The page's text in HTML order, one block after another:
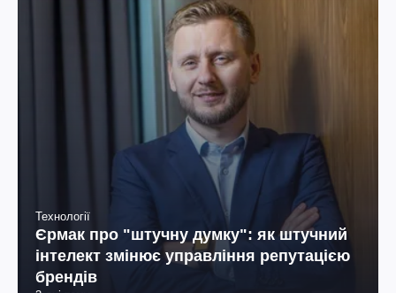
Технології
Єрмак про "штучну думку": як штучний
інтелект змінює управління репутацією
брендів